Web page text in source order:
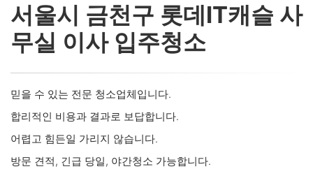
서울시 금천구 롯데IT캐슬 사
무실 이사 입주청소
믿을 수 있는 전문 청소업체입니다.
합리적인 비용과 결과로 보답합니다.
어렵고 힘든일 가리지 않습니다.
방문 견적, 긴급 당일, 야간청소 가능합니다.